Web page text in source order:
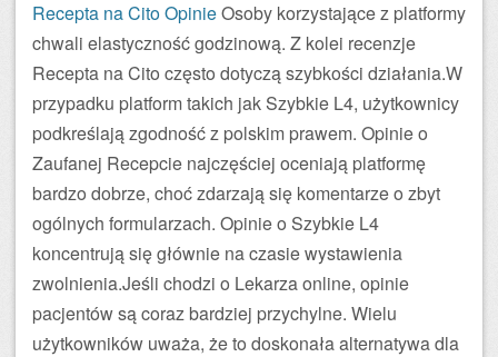
Recepta na Cito OpinieOsoby korzystające z platformy
chwali elastyczność godzinową. Z kolei recenzje
Recepta na Cito często dotyczą szybkości działania.W
przypadku platform takich jak Szybkie L4, użytkownicy
podkreślają zgodność z polskim prawem. Opinie o
Zaufanej Recepcie najczęściej oceniają platformę
bardzo dobrze, choć zdarzają się komentarze o zbyt
ogólnych formularzach. Opinie o Szybkie L4
koncentrują się głównie na czasie wystawienia
zwolnienia.Jeśli chodzi o Lekarza online, opinie
pacjentów są coraz bardziej przychylne. Wielu
użytkowników uważa, że to doskonała alternatywa dla